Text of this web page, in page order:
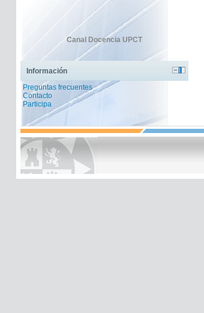
Canal Docencia UPCT
Información
Preguntas frecuentes
Contacto
Participa